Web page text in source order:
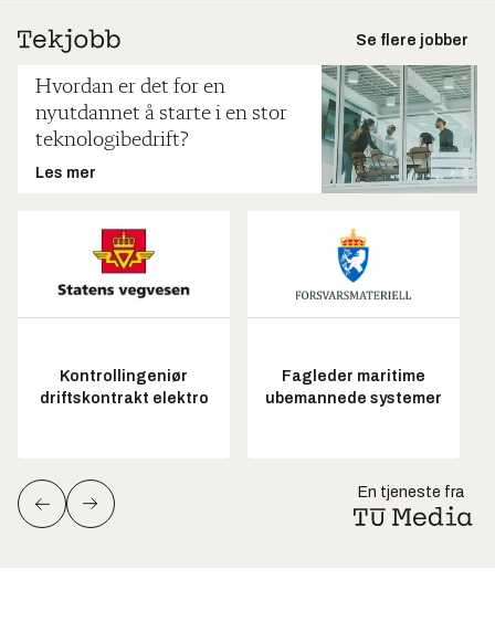
Se flere jobber
Hvordan er det for en
nyutdannet å starte i en stor
teknologibedrift?
Les mer
Kontrollingeniør
driftskontrakt elektro
Fagleder maritime
ubemannede systemer
En tjeneste fra